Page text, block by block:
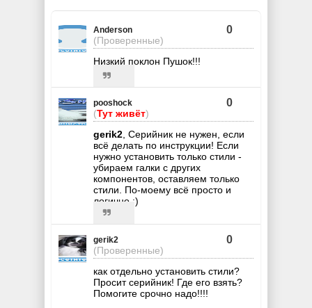
Anderson
(Проверенные)
0
Низкий поклон Пушок!!!
pooshock
(Тут живёт)
0
gerik2, Серийник не нужен, если
всё делать по инструкции! Если
нужно установить только стили -
убираем галки с других
компонентов, оставляем только
стили. По-моему всё просто и
логично :)
gerik2
(Проверенные)
0
как отдельно установить стили?
Просит серийник! Где его взять?
Помогите срочно надо!!!!